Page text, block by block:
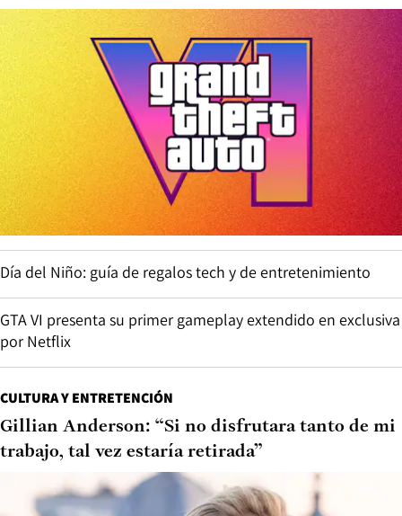
Día del Niño: guía de regalos tech y de entretenimiento
GTA VI presenta su primer gameplay extendido en exclusiva
por Netflix
CULTURA Y ENTRETENCIÓN
Gillian Anderson: “Si no disfrutara tanto de mi
trabajo, tal vez estaría retirada”